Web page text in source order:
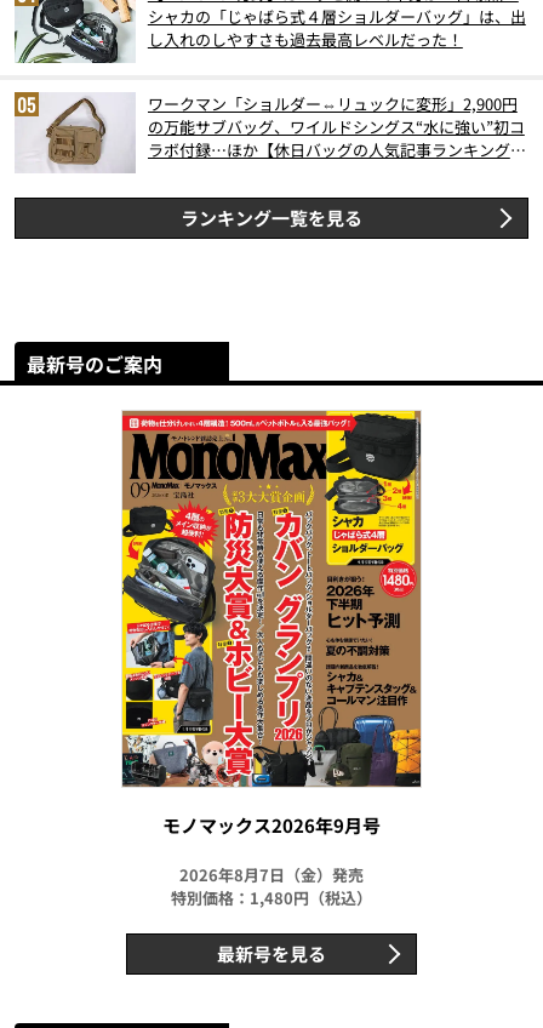
シャカの「じゃばら式４層ショルダーバッグ」は、出
し入れのしやすさも過去最高レベルだった！
ワークマン「ショルダー⇔リュックに変形」2,900円
の万能サブバッグ、ワイルドシングス“水に強い”初コ
ラボ付録…ほか【休日バッグの人気記事ランキングベ
ランキング一覧を見る
最新号のご案内
モノマックス2026年9月号
2026年8月7日（金）発売
特別価格：1,480円（税込）
最新号を見る